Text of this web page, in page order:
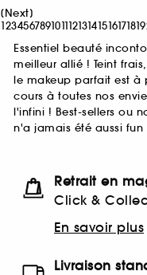
[Next]
12345678910111213141516171819
Essentiel beauté
meilleur allié ! Teint
le makeup parfait est à
cours à toutes nos
l'infini ! Best-sellers ou
n'a jamais été aussi
Retrait en
Click &
En savoir plus
Livraison